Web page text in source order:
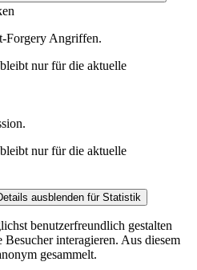
Forgery Angriffen.
nur für die aktuelle
nur für die aktuelle
ausblenden für Statistik
benutzerfreundlich gestalten
interagieren. Aus diesem
gesammelt.